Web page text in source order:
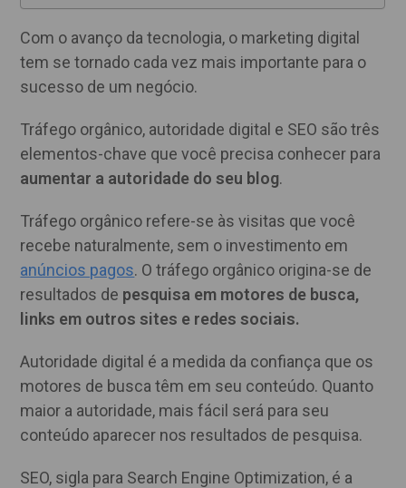
Com o avanço da tecnologia, o marketing digital
tem se tornado cada vez mais importante para o
sucesso de um negócio.
Tráfego orgânico, autoridade digital e SEO são três
elementos-chave que você precisa conhecer para
aumentar a autoridade do seu blog.
Tráfego orgânico refere-se às visitas que você
recebe naturalmente, sem o investimento em
anúncios pagos. O tráfego orgânico origina-se de
resultados de pesquisa em motores de busca,
links em outros sites e redes sociais.
Autoridade digital é a medida da confiança que os
motores de busca têm em seu conteúdo. Quanto
maior a autoridade, mais fácil será para seu
conteúdo aparecer nos resultados de pesquisa.
SEO, sigla para Search Engine Optimization, é a